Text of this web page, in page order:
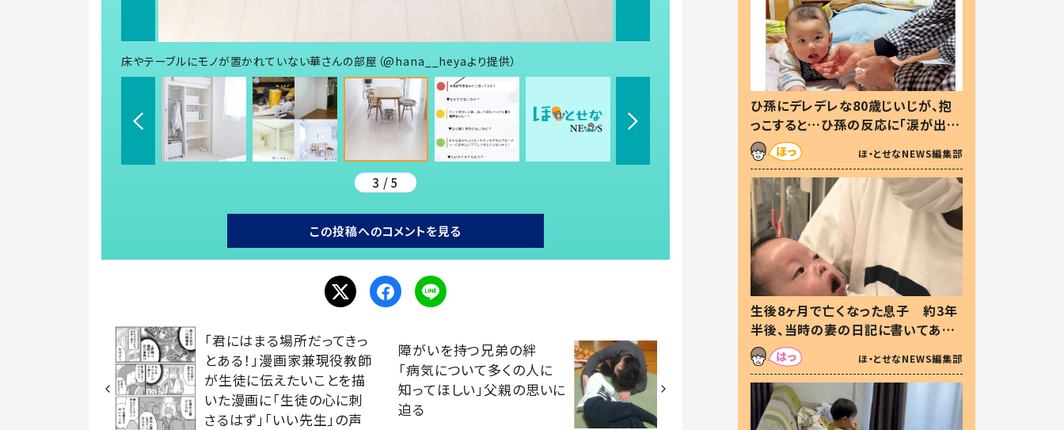
床やテーブルにモノが置かれていない華さんの部屋（@hana__heyaより提供）
3 / 5
この投稿へのコメントを見る
「君にはまる場所だってきっ
とある！」漫画家兼現役教師
が生徒に伝えたいことを描
いた漫画に「生徒の心に刺
さるはず」「いい先生」の声
障がいを持つ兄弟の絆
「病気について多くの人に
知ってほしい」父親の思いに
迫る
ひ孫にデレデレな80歳じいじが、抱
っこすると…ひ孫の反応に「涙が出ま
した」「可愛くて仕方ない」
ほ・とせなNEWS編集部
生後8ヶ月で亡くなった息子 約3年
半後、当時の妻の日記に書いてあっ
た本音とは
ほ・とせなNEWS編集部